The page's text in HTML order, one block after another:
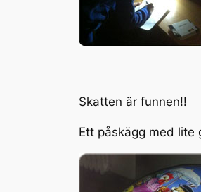
Skatten är funnen!!
Ett påskägg med lite